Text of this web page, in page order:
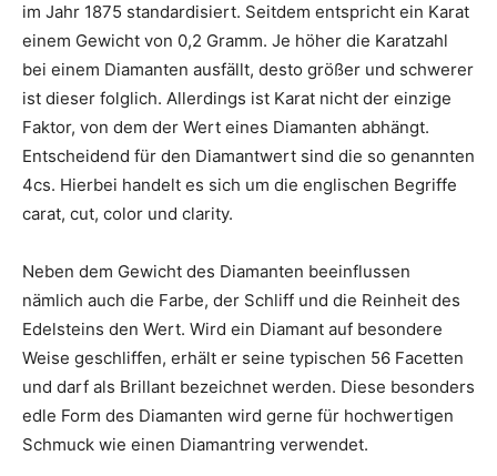
im Jahr 1875 standardisiert. Seitdem entspricht ein Karat
einem Gewicht von 0,2 Gramm. Je höher die Karatzahl
bei einem Diamanten ausfällt, desto größer und schwerer
ist dieser folglich. Allerdings ist Karat nicht der einzige
Faktor, von dem der Wert eines Diamanten abhängt.
Entscheidend für den Diamantwert sind die so genannten
4cs. Hierbei handelt es sich um die englischen Begriffe
carat, cut, color und clarity.
Neben dem Gewicht des Diamanten beeinflussen
nämlich auch die Farbe, der Schliff und die Reinheit des
Edelsteins den Wert. Wird ein Diamant auf besondere
Weise geschliffen, erhält er seine typischen 56 Facetten
und darf als Brillant bezeichnet werden. Diese besonders
edle Form des Diamanten wird gerne für hochwertigen
Schmuck wie einen Diamantring verwendet.